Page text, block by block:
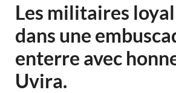
Les militaires
dans une
enterre avec
Uvira.